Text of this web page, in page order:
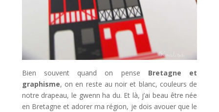
Bien souvent quand on pense Bretagne et
graphisme, on en reste au noir et blanc, couleurs de
notre drapeau, le gwenn ha du. Et là, j’ai beau être née
en Bretagne et adorer ma région, je dois avouer que le